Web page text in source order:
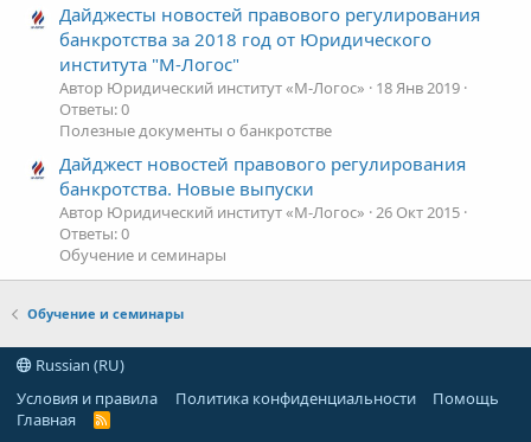
Дайджесты новостей правового регулирования
банкротства за 2018 год от Юридического
института "М-Логос"
Автор Юридический институт «М-Логос»
18 Янв 2019
Ответы: 0
Полезные документы о банкротстве
Дайджест новостей правового регулирования
банкротства. Новые выпуски
Автор Юридический институт «М-Логос» 26 Окт 2015
Ответы: 0
Обучение и семинары
Обучение и семинары
Russian (RU)
Условия и правила
Политика конфиденциальности
Помощь
Главная
R